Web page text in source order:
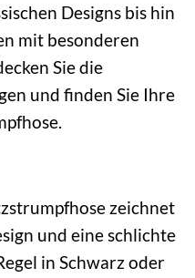
Designs bis hin
mit besonderen
Sie die
und finden Sie Ihre
zeichnet
und eine schlichte
in Schwarz oder